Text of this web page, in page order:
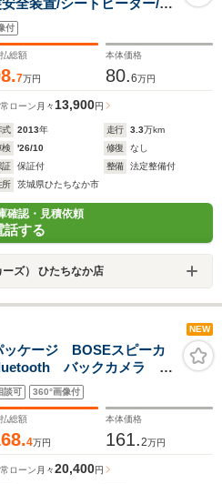
合皮/ヘッドランプ
止装置/アイドリングスト
付
総額
7万円
本体価格
80.6万円
ローン 月々 13,900円
式 2013年 走行 3.3万km
検
'26/10 修復
なし
証
保証付 整備
法定整備付
所
茨城県ひたちなか市
確認・見積依頼
話する
ズ） ひたちなか店
NEW
ケージ BOSEスピーカ
バックカメラ ブ
ッドアップディスプレ
従クルコン パワーシ
談可 360°画像付
総額
4万円
本体価格
161.2万円
ローン 月々20,400円